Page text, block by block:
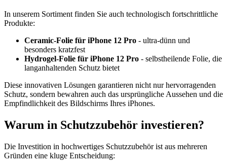
In unserem Sortiment finden Sie auch technologisch fortschrittliche
Produkte:
Ceramic-Folie für iPhone 12 Pro - ultra-dünn und
besonders kratzfest
Hydrogel-Folie für iPhone 12 Pro - selbstheilende Folie, die
langanhaltenden Schutz bietet
Diese innovativen Lösungen garantieren nicht nur hervorragenden
Schutz, sondern bewahren auch das ursprüngliche Aussehen und die
Empfindlichkeit des Bildschirms Ihres iPhones.
Warum in Schutzzubehör investieren?
Die Investition in hochwertiges Schutzzubehör ist aus mehreren
Gründen eine kluge Entscheidung: